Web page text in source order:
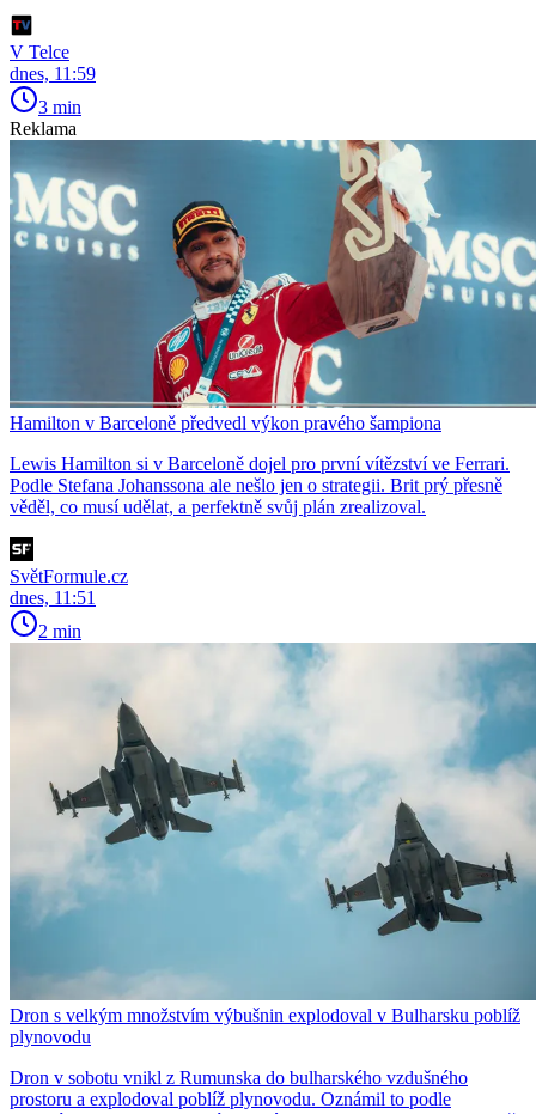
V Telce
dnes, 11:59
3 min
Reklama
Hamilton v Barceloně předvedl výkon pravého šampiona
Lewis Hamilton si v Barceloně dojel pro první vítězství ve Ferrari.
Podle Stefana Johanssona ale nešlo jen o strategii. Brit prý přesně
věděl, co musí udělat, a perfektně svůj plán zrealizoval.
SvětFormule.cz
dnes, 11:51
2 min
Dron s velkým množstvím výbušnin explodoval v Bulharsku poblíž
plynovodu
Dron v sobotu vnikl z Rumunska do bulharského vzdušného
prostoru a explodoval poblíž plynovodu. Oznámil to podle